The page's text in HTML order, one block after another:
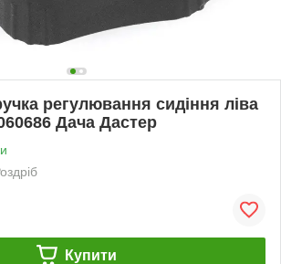
регулювання сидіння ліва
Дача Дастер
Купити